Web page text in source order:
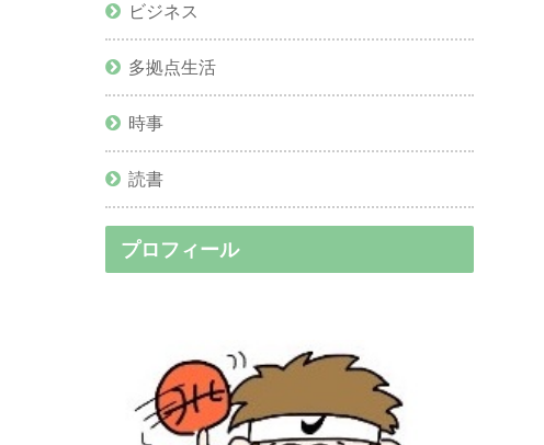
ビジネス
多拠点生活
時事
読書
プロフィール